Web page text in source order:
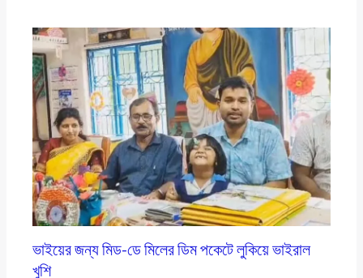
ভাইয়ের জন্য মিড-ডে মিলের ডিম পকেটে লুকিয়ে ভাইরাল
খুশি